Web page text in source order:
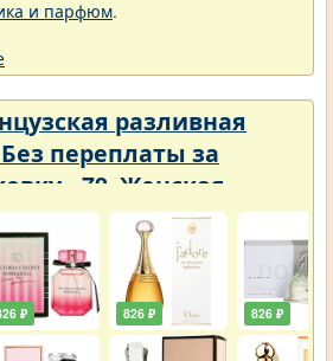
и парфюм.
разливная
переплаты за
- 72. Женская -
50 ml
₽ 826 ₽ 826 ₽